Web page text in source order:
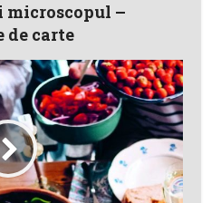
microscopul –
de carte